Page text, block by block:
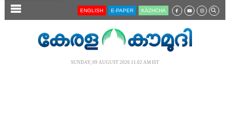
SECTIONS ENGLISH E-PAPER KĀZHCHA
SUNDAY, 09 AUGUST 2026 11.02 AM IST